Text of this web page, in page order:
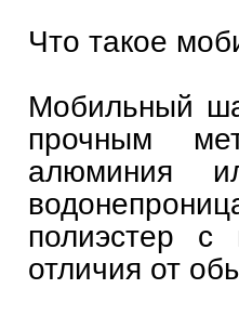
Что такое
Мобильный
прочным
алюминия
полиэстер с
отличия от